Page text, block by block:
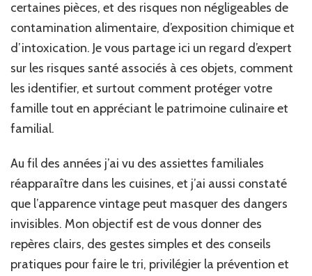
santé
certaines pièces, et des risques non négligeables de
contamination alimentaire, d’exposition chimique et
d’intoxication. Je vous partage ici un regard d’expert
sur les risques santé associés à ces objets, comment
les identifier, et surtout comment protéger votre
famille tout en appréciant le patrimoine culinaire et
familial.
Au fil des années j’ai vu des assiettes familiales
réapparaître dans les cuisines, et j’ai aussi constaté
que l’apparence vintage peut masquer des dangers
invisibles. Mon objectif est de vous donner des
repères clairs, des gestes simples et des conseils
pratiques pour faire le tri, privilégier la prévention et